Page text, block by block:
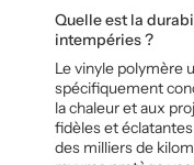
Quelle est la
intempéries ?
Le vinyle polymère
spécifiquement
la chaleur et aux
fidèles et
des milliers de